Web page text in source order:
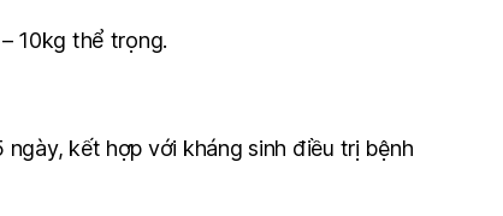
10kg thể trọng.
kết hợp với kháng sinh điều trị bệnh